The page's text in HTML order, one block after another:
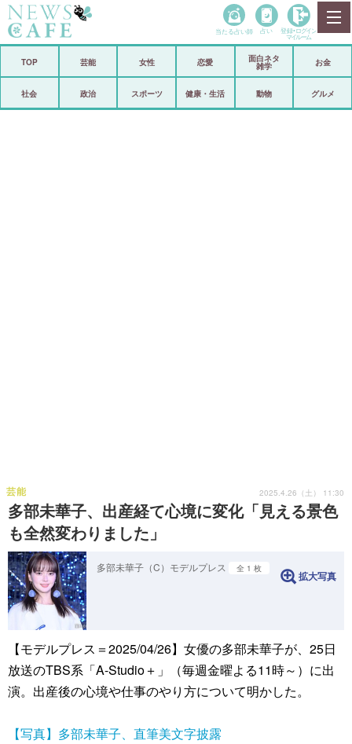
政治
当たる占い師 占い 登録• ログイン
マイルーム
TOP 芸能 女性 恋愛
面白ネタ
雑学
お金
社会 政治 スポーツ 健康・生活 動物 グルメ
多部未華子、出産経て心境に変化「見える景色
も全然変わりました」
芸能 2025.4.26（土） 11:30
多部未華子（C）モデルプレス 全 1 枚
拡大写真
【モデルプレス＝2025/04/26】女優の多部未華子が、25日
放送のTBS系「A-Studio＋」（毎週金曜よる11時～）に出
演。出産後の心境や仕事のやり方について明かした。
【写真】多部未華子、直筆美文字披露